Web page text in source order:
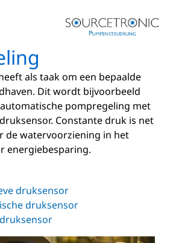
als taak om een bepaalde
Dit wordt bijvoorbeeld
pompregeling met
Constante druk is net
de watervoorziening in het
energiebesparing.
druksensor
druksensor